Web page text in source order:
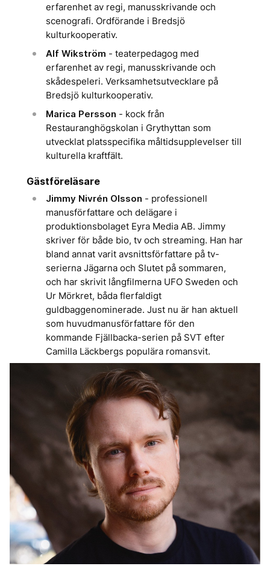
erfarenhet av regi, manusskrivande och
scenografi. Ordförande i Bredsjö
kulturkooperativ.
Alf Wikström - teaterpedagog med
erfarenhet av regi, manusskrivande och
skådespeleri. Verksamhetsutvecklare på
Bredsjö kulturkooperativ.
Marica Persson - kock från
Restauranghögskolan i Grythyttan som
utvecklat platsspecifika måltidsupplevelser till
kulturella kraftfält.
Gästföreläsare
Jimmy Nivrén Olsson - professionell
manusförfattare och delägare i
produktionsbolaget Eyra Media AB. Jimmy
skriver för både bio, tv och streaming. Han har
bland annat varit avsnittsförfattare på tv-
serierna Jägarna och Slutet på sommaren,
och har skrivit långfilmerna UFO Sweden och
Ur Mörkret, båda flerfaldigt
guldbaggenominerade. Just nu är han aktuell
som huvudmanusförfattare för den
kommande Fjällbacka-serien på SVT efter
Camilla Läckbergs populära romansvit.